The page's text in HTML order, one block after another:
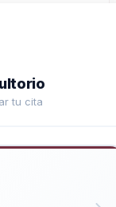
tu cita